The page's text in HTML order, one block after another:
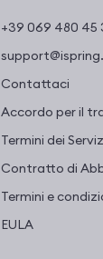
+39 069 480 45
Contattaci
Accordo per il
Termini dei
Contratto di
Termini e
EULA